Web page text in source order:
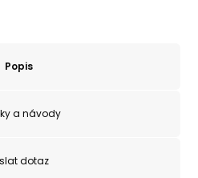
Popis
a návody
dotaz